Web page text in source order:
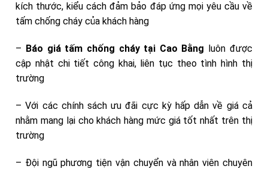
kích thước, kiểu cách đảm bảo đáp ứng mọi yêu cầu về
tấm chống cháy của khách hàng
– Báo giá tấm chống cháy tại Cao Bằng luôn được
cập nhật chi tiết công khai, liên tục theo tình hình thị
trường
– Với các chính sách ưu đãi cực kỳ hấp dẫn về giá cả
nhằm mang lại cho khách hàng mức giá tốt nhất trên thị
trường
– Đội ngũ phương tiện vận chuyển và nhân viên chuyên